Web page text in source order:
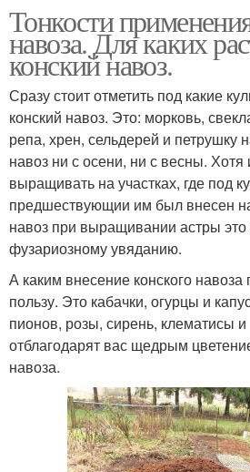
Тонкости
навоза. Для каких
конский навоз.
Сразу стоит отметить под какие
конский навоз. Это: морковь,
репа, хрен, сельдерей и петрушку
навоз ни с осени, ни с весны.
выращивать на участках, где под
предшествующии им был внесен
навоз при выращивании астры это
фузариозному увяданию.
А каким внесение конского навоза
пользу. Это кабачки, огурцы и
пионов, розы, сирень, клематисы
отблагодарят вас щедрым
навоза.